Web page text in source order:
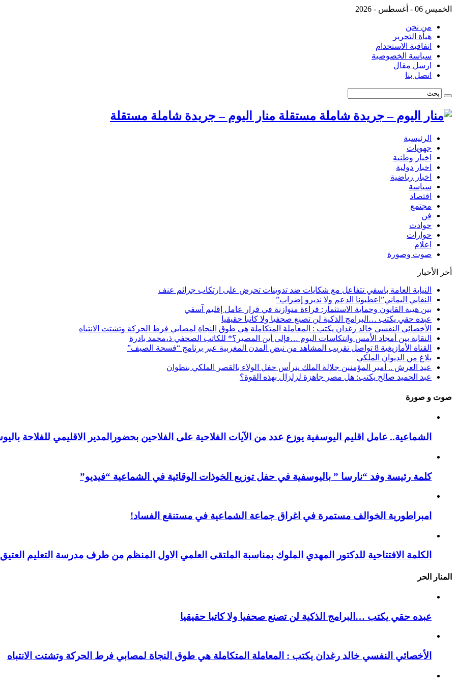
الخميس 06 - أغسطس - 2026
من نحن
هيأة التحرير
اتفاقية الاستخدام
سياسة الخصوصية
ارسل مقال
اتصل بنا
منار اليوم – جريدة شاملة مستقلة
الرئيسية
جهويات
اخبار وطنية
اخبار دولية
اخبار رياضية
سياسة
اقتصاد
مجتمع
فن
حوادث
حوارات
اعلام
صوت وصورة
أخر الأخبار
النيابة العامة باسفي تتفاعل مع شكايات ضد تدوينات تحرض على ارتكاب جرائم عنف
النقابي اليماني”اعطيونا الدعم ولا نديرو إضراب”
بين هيبة القانون وحماية الاستثمار: قراءة متوازنة في قرار عامل إقليم آسفي
عبده حقي يكتب …البرامج الذكية لن تصنع صحفيا ولا كاتبا حقيقيا
الأخصائي النفسي خالد رغدان يكتب : المعاملة المتكاملة هي طوق النجاة لمصابي فرط الحركة وتشتت الانتباه
النقابة بين أمجاد الأمس وانتكاسات اليوم …فإلى أين المصير؟* للكاتب الصحفي ذ،محمد بادرة
القناة الأمازيغية 8 تواصل تقريب المشاهد من نبض المدن المغربية عبر برنامج “فسحة الصيف”
بلاغ من الديوان الملكي
عيد العرش .. أمير المؤمنين جلالة الملك يترأس حفل الولاء بالقصر الملكي بتطوان
عبد الحميد صالح يكتب: هل مصر جاهزة لزلزال بهذه القوة؟
صوت و صورة
الشماعية.. عامل اقليم اليوسفية يوزع عدد من الآيات الفلاحية على الفلاحين بحضورالمدير الاقليمي للفلاحة
كلمة رئيسة وفد “نارسا ” باليوسفية في حفل توزيع الخوذات الوقائية في الشماعية “فيديو”
امبراطورية الخوالف مستمرة في اغراق جماعة الشماعية في مستنقع الفساد!
الكلمة الافتتاحية للدكتور المهدي الملوك بمناسبة الملتقى العلمي الاول المنظم من طرف مدرسة التعليم
المنار الحر
عبده حقي يكتب …البرامج الذكية لن تصنع صحفيا ولا كاتبا حقيقيا
الأخصائي النفسي خالد رغدان يكتب : المعاملة المتكاملة هي طوق النجاة لمصابي فرط الحركة وتشتت الانتباه